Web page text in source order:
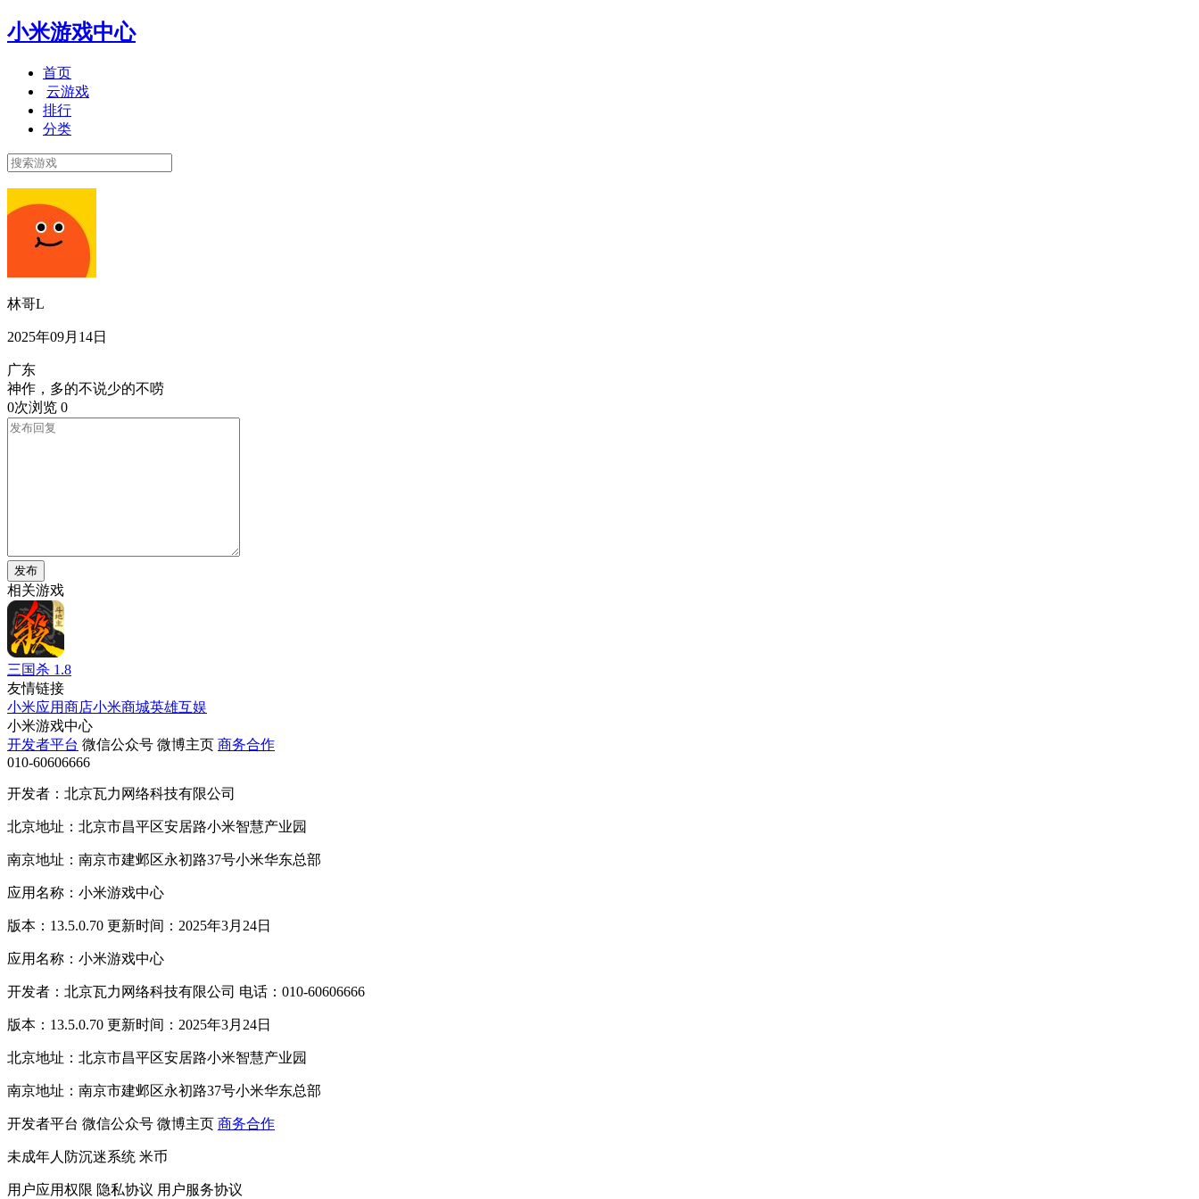
小米游戏中心
首页
云游戏
排行
分类
林哥L
2025年09月14日
广东
神作，多的不说少的不唠
0次浏览 0
发布
相关游戏
三国杀 1.8
友情链接
小米应用商店小米商城英雄互娱
小米游戏中心
开发者平台 微信公众号 微博主页 商务合作
010-60606666
开发者：北京瓦力网络科技有限公司
北京地址：北京市昌平区安居路小米智慧产业园
南京地址：南京市建邺区永初路37号小米华东总部
应用名称：小米游戏中心
版本：13.5.0.70 更新时间：2025年3月24日
应用名称：小米游戏中心
开发者：北京瓦力网络科技有限公司 电话：010-60606666
版本：13.5.0.70 更新时间：2025年3月24日
北京地址：北京市昌平区安居路小米智慧产业园
南京地址：南京市建邺区永初路37号小米华东总部
开发者平台 微信公众号 微博主页 商务合作
未成年人防沉迷系统 米币
用户应用权限 隐私协议 用户服务协议